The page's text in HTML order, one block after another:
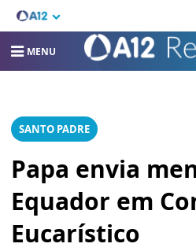
MENU
SANTO PADRE
Papa envia
Equador em
Eucarístico